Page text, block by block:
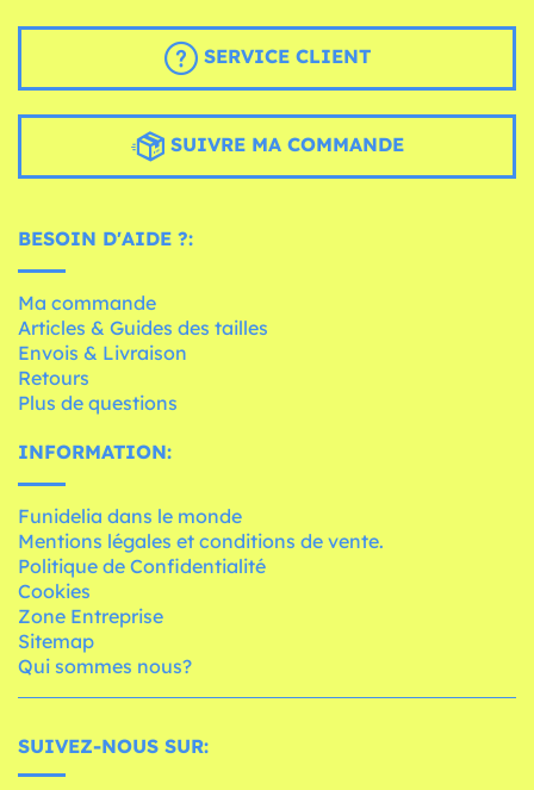
SERVICE CLIENT
SUIVRE MA COMMANDE
BESOIN D'AIDE ?:
Ma commande
Articles & Guides des tailles
Envois & Livraison
Retours
Plus de questions
INFORMATION:
Funidelia dans le monde
Mentions légales et conditions de vente.
Politique de Confidentialité
Cookies
Zone Entreprise
Sitemap
Qui sommes nous?
SUIVEZ-NOUS SUR: